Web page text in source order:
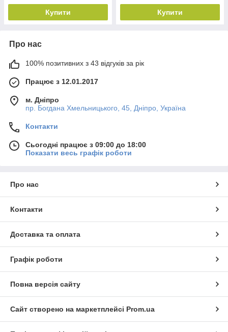
Купити Купити
Про нас
100% позитивних з 43 відгуків за рік
Працює з 12.01.2017
м. Дніпро
пр. Богдана Хмельницького, 45, Дніпро, Україна
Контакти
Сьогодні працює з 09:00 до 18:00
Показати весь графік роботи
Про нас
Контакти
Доставка та оплата
Графік роботи
Повна версія сайту
Сайт створено на маркетплейсі Prom.ua